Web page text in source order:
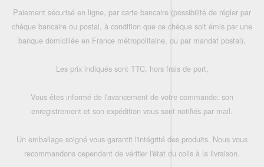
Paiement sécurisé en ligne, par carte bancaire (possibilité de régler par
chèque bancaire ou postal, à condition que ce chèque soit émis par une
banque domiciliée en France métropolitaine, ou par mandat postal),
Les prix indiqués sont TTC, hors frais de port,
Vous êtes informé de l'avancement de votre commande: son
enregistrement et son expédition vous sont notifiés par mail.
Un emballage soigné vous garantit l'intégrité des produits. Nous vous
recommandons cependant de vérifier l'état du colis à la livraison.